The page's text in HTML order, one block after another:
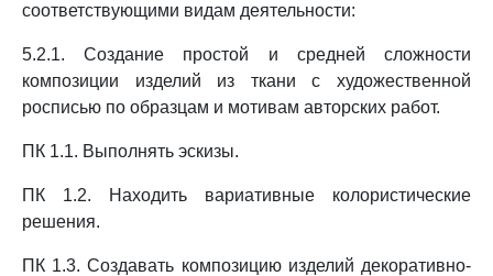
соответствующими видам деятельности:
5.2.1. Создание простой и средней сложности
композиции изделий из ткани с художественной
росписью по образцам и мотивам авторских работ.
ПК 1.1. Выполнять эскизы.
ПК 1.2. Находить вариативные колористические
решения.
ПК 1.3. Создавать композицию изделий декоративно-